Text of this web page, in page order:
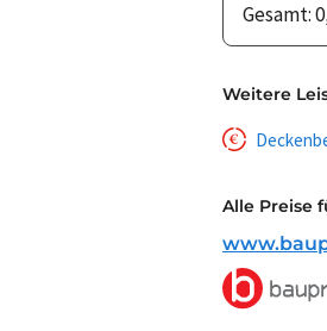
Gesamt:
Weitere
Alle Preise